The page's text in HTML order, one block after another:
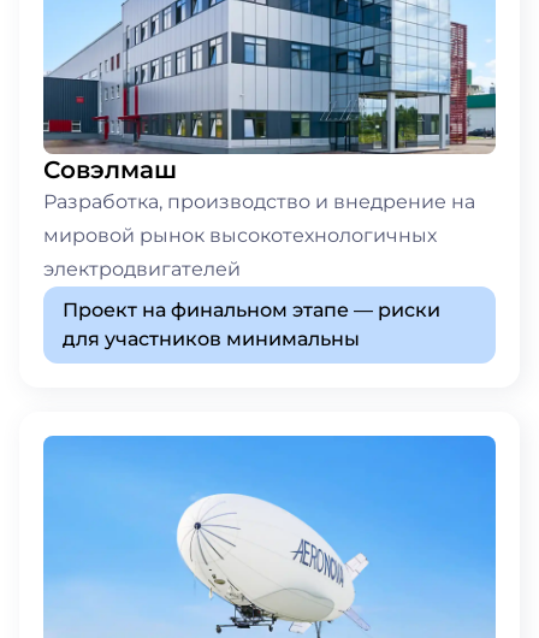
Совэлмаш
Разработка, производство и внедрение на
мировой рынок высокотехнологичных
электродвигателей
Проект на финальном этапе — риски
для участников минимальны